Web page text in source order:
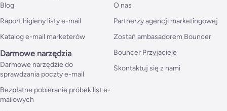
Blog
Raport higieny listy e-mail
Katalog e-mail marketerów
Darmowe narzędzia
Darmowe narzędzie do
sprawdzania poczty e-mail
Bezpłatne pobieranie próbek list e-
mailowych
O nas
Partnerzy agencji marketingowej
Zostań ambasadorem Bouncer
Bouncer Przyjaciele
Skontaktuj się z nami